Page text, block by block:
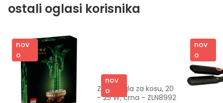
ostali oglasi korisnika
nov
o
nov
o
Zilan Pegla za kosu, 20
- 25 W, crna - ZLN8992
nov
o